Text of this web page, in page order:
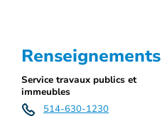
Renseignements
Service travaux publics et
immeubles
514-630-1230